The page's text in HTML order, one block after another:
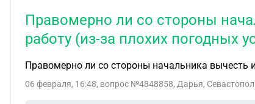
Правомерно ли со стороны
работу (из-за плохих погодных
Правомерно ли со стороны начальника вычесть
06 февраля, 16:48, вопрос №4848858, Дарья,